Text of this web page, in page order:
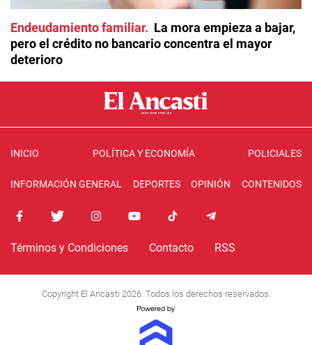
Endeudamiento familiar
La mora empieza a bajar,
pero el crédito no bancario concentra el mayor
deterioro
INICIO POLÍTICA Y ECONOMÍA POLICIALES
INFORMACIÓN GENERAL DEPORTES OPINIÓN CONTENIDOS
Términos y Condiciones Contacto RSS
Copyright El Ancasti 2026. Todos los derechos reservados.